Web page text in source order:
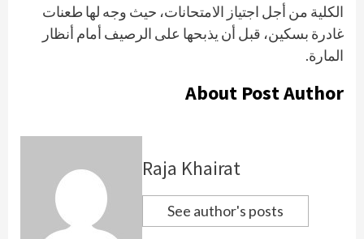
الكلية من أجل اجتياز الامتحانات، حيث وجه لها طعنات
غادرة بسكين، قبل أن يذبحها على الرصيف أمام أنظار
المارة.
About Post Author
Raja Khairat
See author's posts